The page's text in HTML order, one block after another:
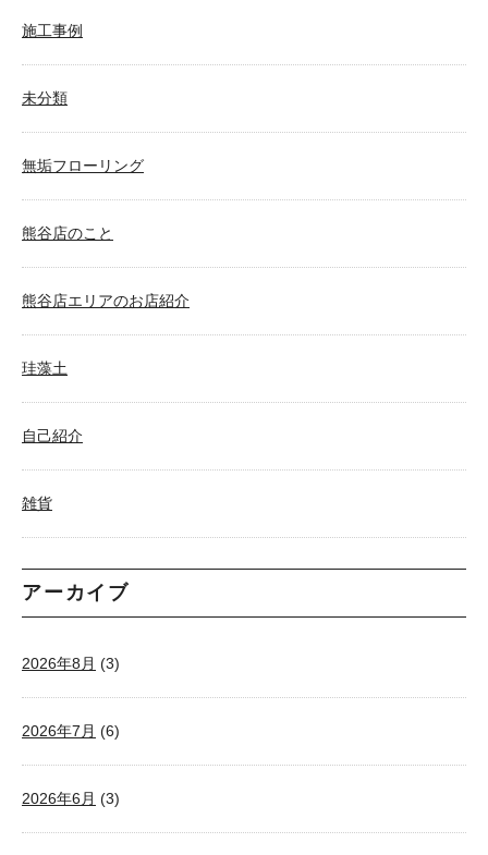
施工事例
未分類
無垢フローリング
熊谷店のこと
熊谷店エリアのお店紹介
珪藻土
自己紹介
雑貨
アーカイブ
2026年8月 (3)
2026年7月 (6)
2026年6月 (3)